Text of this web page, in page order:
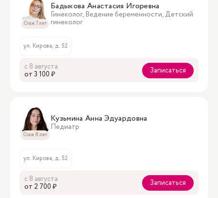
Стаж 7 лет
Бадыкова Анастасия Игоревна
Гинеколог, Ведение беременности, Детский
гинеколог
ул. Кирова, д. 52
с 8 августа
oт 3 100 ₽
Записаться
Стаж 8 лет
Кузьмина Анна Эдуардовна
Педиатр
ул. Кирова, д. 52
с 8 августа
oт 2 700 ₽
Записаться